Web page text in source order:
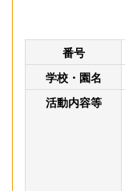
番号
学校・園名
活動内容等